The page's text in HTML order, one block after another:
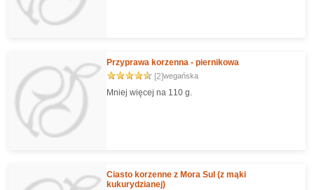
Przyprawa korzenna - piernikowa
[2]wegańska
Mniej więcej na 110 g.
Ciasto korzenne z Mora Sul (z mąki
kukurydzianej)